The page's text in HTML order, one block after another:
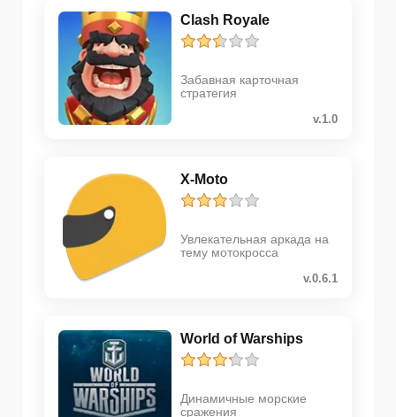
Clash Royale
Забавная карточная
стратегия
v.1.0
X-Moto
Увлекательная аркада на
тему мотокросса
v.0.6.1
World of Warships
Динамичные морские
сражения